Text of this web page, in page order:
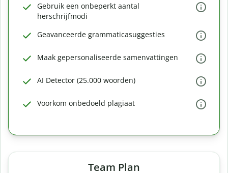
Gebruik een onbeperkt aantal
herschrijfmodi
Geavanceerde grammaticasuggesties
Maak gepersonaliseerde samenvattingen
AI Detector (25.000 woorden)
Voorkom onbedoeld plagiaat
Team Plan